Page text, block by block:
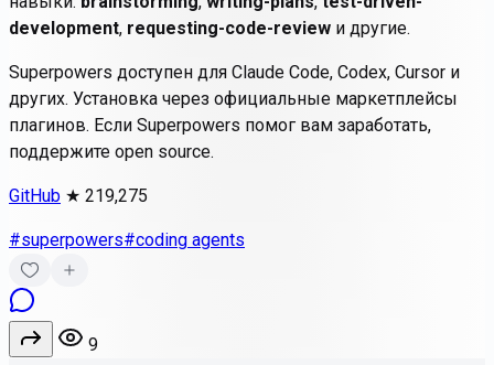
development, requesting-code-review и другие.
Superpowers доступен для Claude Code, Codex, Cursor и
других. Установка через официальные маркетплейсы
плагинов. Если Superpowers помог вам заработать,
поддержите open source.
GitHub ★ 219,275
#superpowers#coding agents
9